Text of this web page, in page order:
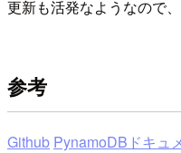
更新も活発なようなので
参考
Github PynamoDBドキュ